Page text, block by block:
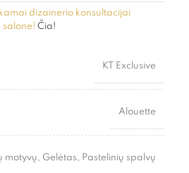
dizainerio konsultacijai
salone! Čia!
KT Exclusive
Alouette
motyvų, Gelėtas, Pastelinių spalvų